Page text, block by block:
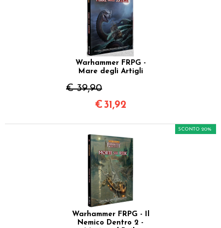
Warhammer FRPG -
Mare degli Artigli
€ 39,90
€31,92
Warhammer FRPG - Il
Nemico Dentro 2 -
SCONTO 20%